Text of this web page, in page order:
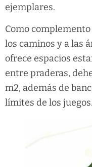
ejemplares.
Como
los caminos y a las
ofrece espacios
entre praderas,
m2, además de
límites de los juegos.